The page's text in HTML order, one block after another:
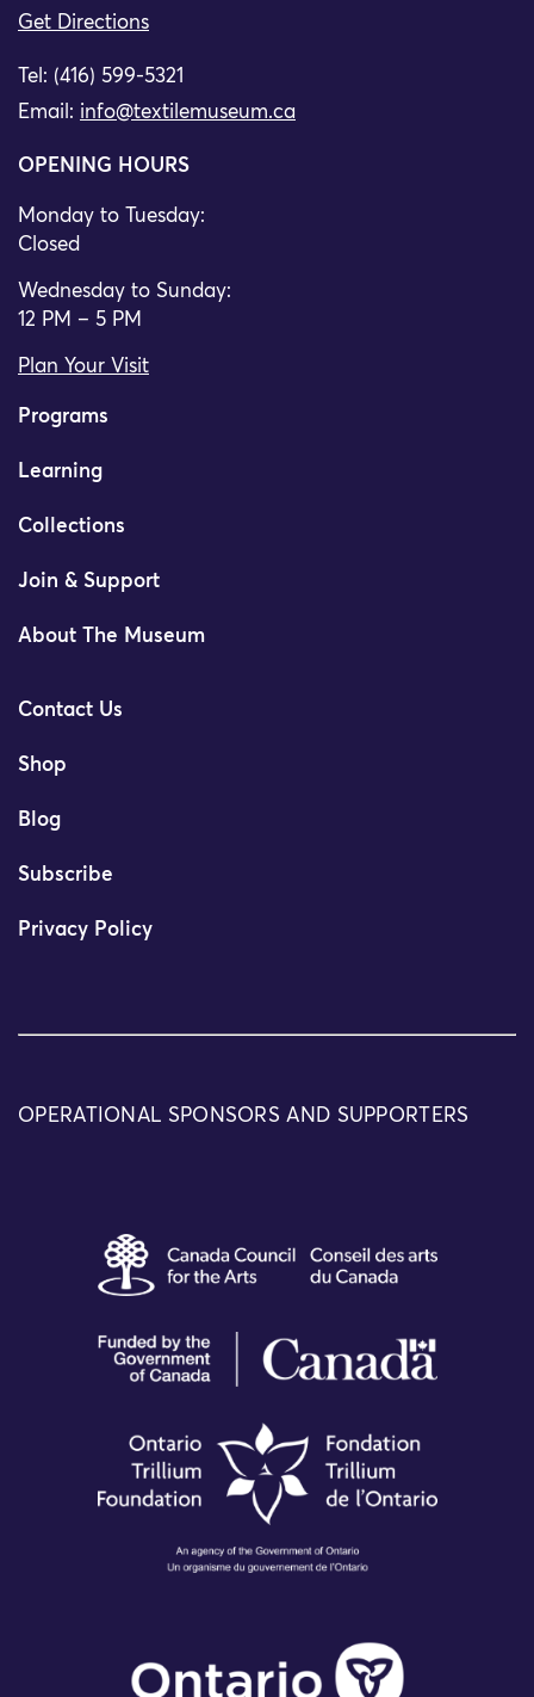
Get Directions
Tel: (416) 599-5321
Email: info@textilemuseum.ca
OPENING HOURS
Monday to Tuesday:
Closed
Wednesday to Sunday:
12 PM – 5 PM
Plan Your Visit
Programs
Learning
Collections
Join & Support
About The Museum
Contact Us
Shop
Blog
Subscribe
Privacy Policy
OPERATIONAL SPONSORS AND SUPPORTERS